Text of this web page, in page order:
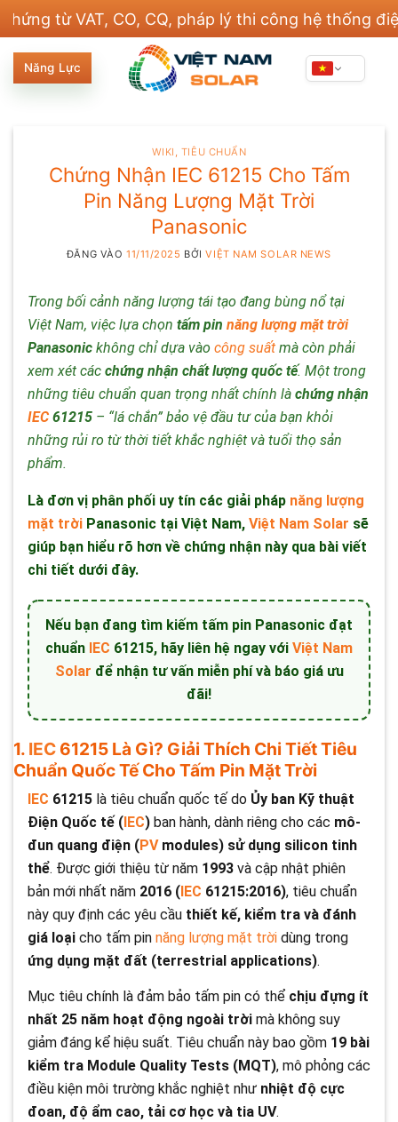
Bỏ
nội
dung
VAT, CO, CQ, pháp lý thi công hệ thống điện và
Năng Lực
WIKI TIÊU CHUẨN
Chứng Nhận IEC 61215 Cho Tấm
Pin Năng Lượng Mặt Trời
Panasonic
ĐĂNG VÀO 11/11/2025 BỞIVIỆT NAM SOLAR NEWS
Trong bối cảnh năng lượng tái tạo đang bùng nổ tại
Việt Nam, việc lựa chọn tấm pin năng lượng mặt trời
Panasonic không chỉ dựa vào công suất mà còn phải
xem xét các chứng nhận chất lượng quốc tế. Một trong
những tiêu chuẩn quan trọng nhất chính là chứng nhận
IEC 61215 – “lá chắn” bảo vệ đầu tư của bạn khỏi
những rủi ro từ thời tiết khắc nghiệt và tuổi thọ sản
phẩm.
Là đơn vị phân phối uy tín các giải pháp năng lượng
mặt trời Panasonic tại Việt Nam, Việt Nam Solar sẽ
giúp bạn hiểu rõ hơn về chứng nhận này qua bài viết
chi tiết dưới đây.
Nếu bạn đang tìm kiếm tấm pin Panasonic đạt
chuẩn IEC 61215, hãy liên hệ ngay với Việt Nam
Solar để nhận tư vấn miễn phívà báo giá ưu
đãi!
1. IEC 61215 Là Gì? Giải Thích Chi Tiết Tiêu
Chuẩn Quốc Tế Cho Tấm Pin Mặt Trời
IEC 61215 là tiêu chuẩn quốc tế do Ủy ban Kỹ thuật
Điện Quốc tế ( IEC) ban hành, dành riêng cho các mô-
đun quang điện (PVmodules) sử dụng silicon tinh
thể. Được giới thiệu từ năm 1993 và cập nhật phiên
bản mới nhất năm 2016 ( IEC 61215:2016), tiêu chuẩn
này quy định các yêu cầu thiết kế, kiểm tra và đánh
giá loại cho tấm pin năng lượng mặt trời dùng trong
ứng dụng mặt đất (terrestrial applications).
Mục tiêu chính là đảm bảo tấm pin có thể chịu đựng ít
nhất 25 năm hoạt động ngoài trời mà không suy
giảm đáng kể hiệu suất. Tiêu chuẩn này bao gồm 19 bài
kiểm tra Module Quality Tests (MQT), mô phỏng các
điều kiện môi trường khắc nghiệt như nhiệt độ cực
đoan, độ ẩm cao, tải cơ học và tia UV.